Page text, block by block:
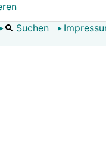
Suchen